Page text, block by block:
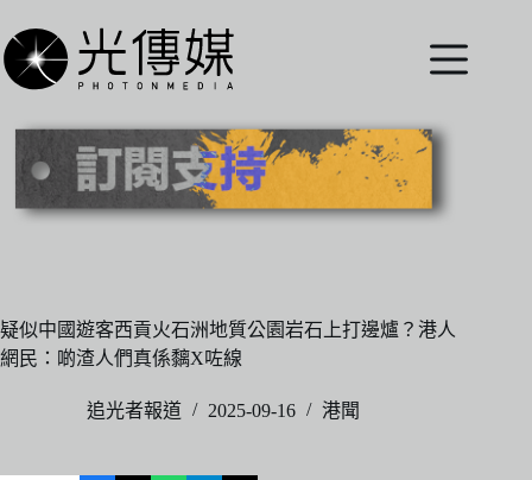
至
主
內
疑似中國遊客西貢火石洲地質公園岩石上打邊爐？港人
網民：啲渣人們真係黐X咗線
追光者報道 2025-09-16 港聞